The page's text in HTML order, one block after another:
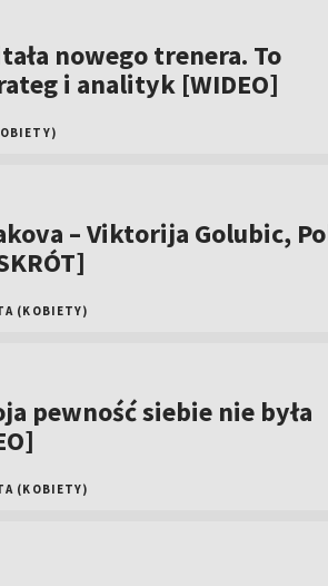
nowego trenera. To
i analityk [WIDEO]
– Viktorija Golubic,
(KOBIETY)
pewność siebie nie była
(KOBIETY)